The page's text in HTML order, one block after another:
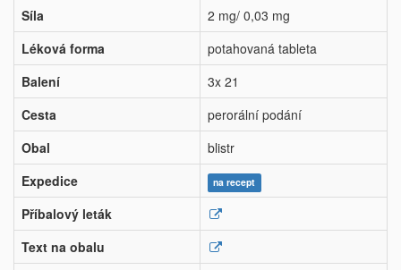
Síla
2 mg/ 0,03 mg
Léková forma
potahovaná tableta
Balení
3x 21
Cesta
perorální podání
Obal
blistr
Expedice
na recept
Příbalový leták
Text na obalu